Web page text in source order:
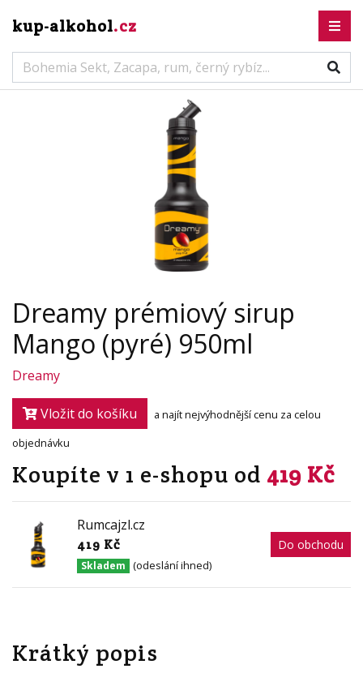
kup-alkohol.cz
Dreamy prémiový sirup
Mango (pyré) 950ml
Dreamy
Vložit do košíku
a najít nejvýhodnější cenu za celou
objednávku
Koupíte v 1 e-shopu od 419 Kč
Rumcajzl.cz
419 Kč
Skladem (odeslání ihned)
Do obchodu
Krátký popis